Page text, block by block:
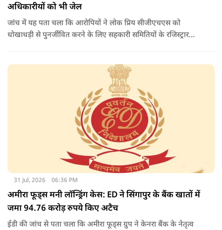
अधिकारीयों को भी जेल
जांच में यह पता चला कि आरोपियों ने लोक प्रिय सीजीएचएस को
धोखाधड़ी से पुनर्जीवित करने के लिए सहकारी समितियों के रजिस्ट्रार
प्राधिकरण (डीडीए) से भूमि का आवंटन प्राप्त किया.
31 Jul, 2026 06:36 PM
अमीरा फूड्स मनी लॉन्ड्रिंग केस: ED ने सिंगापुर के बैंक खातों में
जमा 94.76 करोड़ रुपये किए अटैच
ईडी की जांच से पता चला कि अमीरा फूड्स ग्रुप ने केनरा बैंक के नेतृत्व